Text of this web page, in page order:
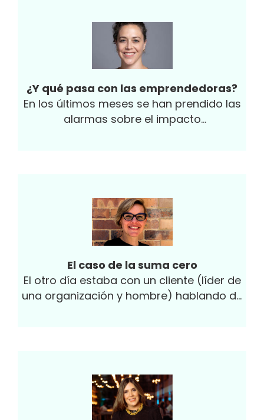
¿Y qué pasa con las emprendedoras?
En los últimos meses se han prendido las
alarmas sobre el impacto
El caso de la suma cero
El otro día estaba con un cliente (líder de
una organización y hombre) hablando de